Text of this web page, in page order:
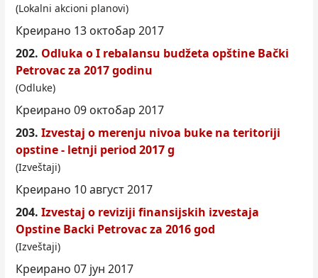
(Lokalni akcioni planovi)
Креирано 13 октобар 2017
202. Odluka o I rebalansu budžeta opštine Bački
Petrovac za 2017 godinu
(Odluke)
Креирано 09 октобар 2017
203. Izvestaj o merenju nivoa buke na teritoriji
opstine - letnji period 2017 g
(Izveštaji)
Креирано 10 август 2017
204. Izvestaj o reviziji finansijskih izvestaja
Opstine Backi Petrovac za 2016 god
(Izveštaji)
Креирано 07 јун 2017